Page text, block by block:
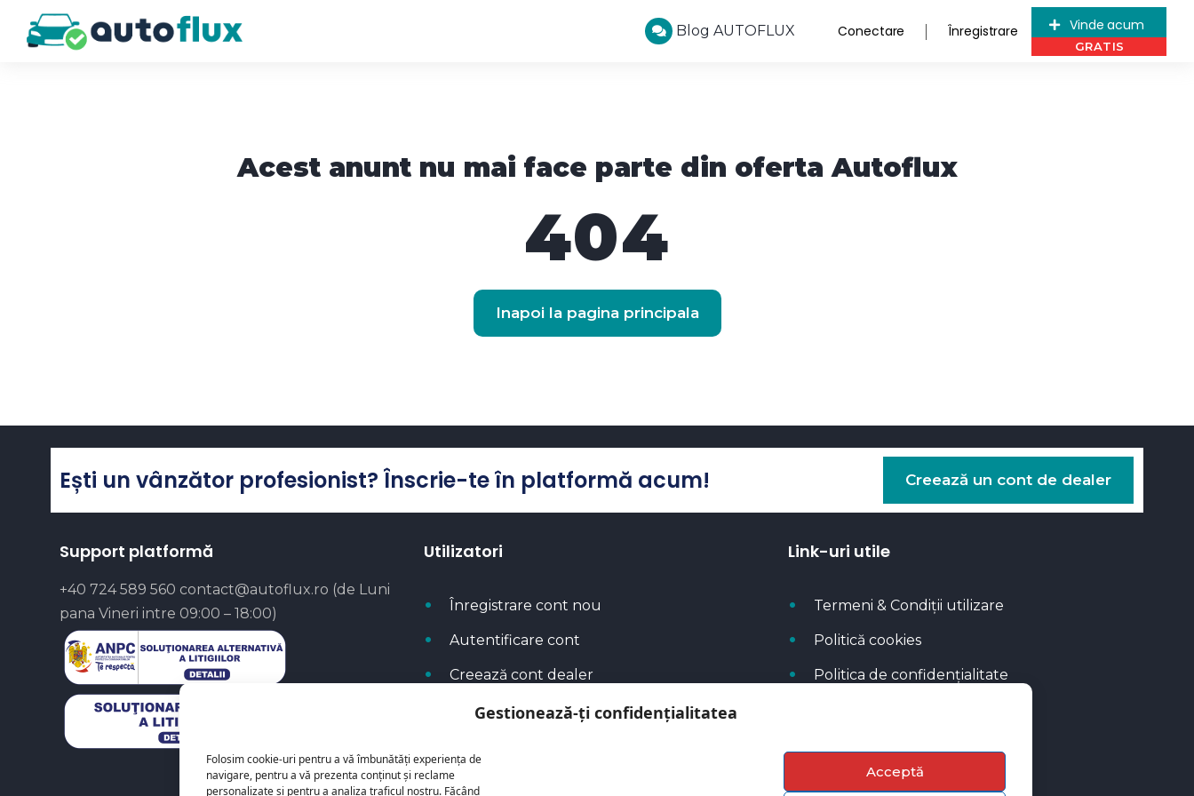
Gestionează-ți confidențialitatea
Folosim cookie-uri pentru a vă îmbunătăți experiența de
navigare, pentru a vă prezenta conținut și reclame
personalizate și pentru a analiza traficul nostru. Făcând
Acceptă
Blog AUTOFLUX Conectare Înregistrare Vinde acum
Acest anunt nu mai face parte din oferta Autoflux
404
Inapoi la pagina principala
Ești un vânzător profesionist? Înscrie-te în platformă acum! Creează un cont de dealer
Support platformă
+40 724 589 560 contact@autoflux.ro (de Luni
pana Vineri intre 09:00 – 18:00)
Utilizatori
Înregistrare cont nou
Autentificare cont
Creează cont dealer
Metode de plată
Link-uri utile
Termeni & Condiții utilizare
Politică cookies
Politica de confidențialitate